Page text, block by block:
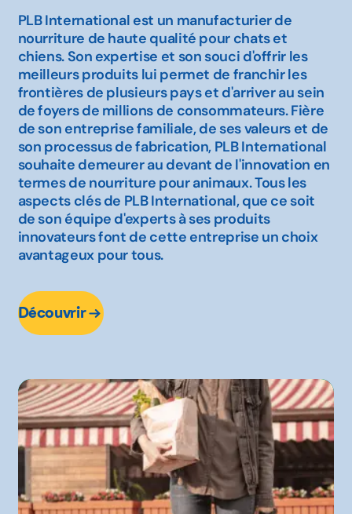
PLB International est un manufacturier de
nourriture de haute qualité pour chats et
chiens. Son expertise et son souci d'offrir les
meilleurs produits lui permet de franchir les
frontières de plusieurs pays et d'arriver au sein
de foyers de millions de consommateurs. Fière
de son entreprise familiale, de ses valeurs et de
son processus de fabrication, PLB International
souhaite demeurer au devant de l'innovation en
termes de nourriture pour animaux. Tous les
aspects clés de PLB International, que ce soit
de son équipe d'experts à ses produits
innovateurs font de cette entreprise un choix
avantageux pour tous.
Découvrir